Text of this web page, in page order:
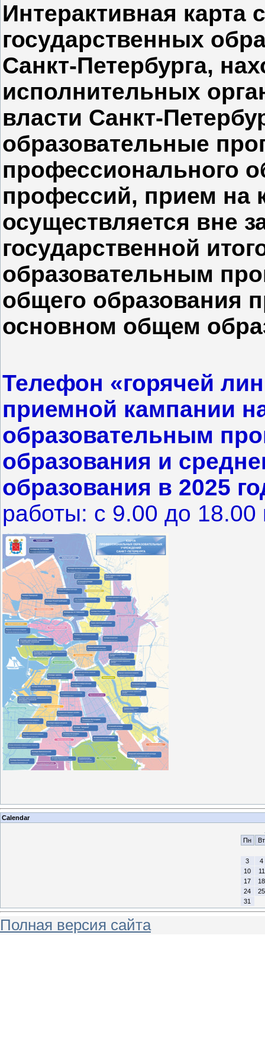
Интерактивная
государственных
Санкт‑Петербурга,
исполнительных
власти
образовательные
профессионального
профессий, прием на
осуществляется вне
государственной
образовательным
общего образования
основном общем
Телефон «горячей
приемной кампании
образовательным
образования и
образования в 2025
работы: с 9.00 до
Calendar
Пн
Вт
3
4
10
11
17
18
24
25
31
Полная версия сайта